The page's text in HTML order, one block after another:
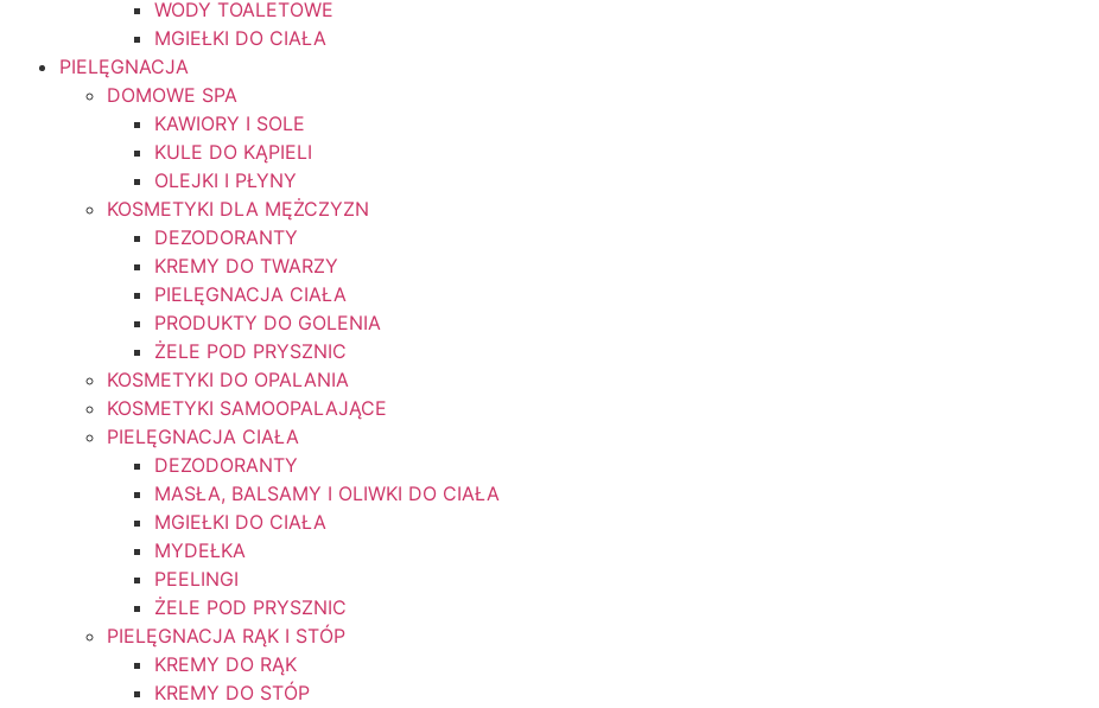
WODY TOALETOWE
MGIEŁKI DO CIAŁA
PIELĘGNACJA
DOMOWE SPA
KAWIORY I SOLE
KULE DO KĄPIELI
OLEJKI I PŁYNY
KOSMETYKI DLA MĘŻCZYZN
DEZODORANTY
KREMY DO TWARZY
PIELĘGNACJA CIAŁA
PRODUKTY DO GOLENIA
ŻELE POD PRYSZNIC
KOSMETYKI DO OPALANIA
KOSMETYKI SAMOOPALAJĄCE
PIELĘGNACJA CIAŁA
DEZODORANTY
MASŁA, BALSAMY I OLIWKI DO CIAŁA
MGIEŁKI DO CIAŁA
MYDEŁKA
PEELINGI
ŻELE POD PRYSZNIC
PIELĘGNACJA RĄK I STÓP
KREMY DO RĄK
KREMY DO STÓP